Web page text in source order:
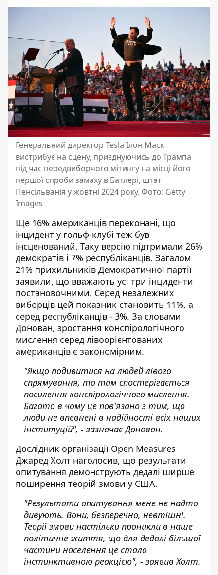
Генеральний директор Tesla Ілон Маск
вистрибує на сцену, приєднуючись до Трампа
під час передвиборчого мітингу на місці його
першої спроби замаху в Батлері, штат
Пенсільванія у жовтні 2024 року. Фото: Getty
Images
Ще 16% американців переконані, що
інцидент у гольф-клубі теж був
інсценований. Таку версію підтримали 26%
демократів і 7% республіканців. Загалом
21% прихильників Демократичної партії
заявили, що вважають усі три інциденти
постановочними. Серед незалежних
виборців цей показник становить 11%, а
серед республіканців - 3%. За словами
Донован, зростання конспірологічного
мислення серед лівоорієнтованих
американців є закономірним.
"Якщо подивитися на людей лівого
спрямування, то там спостерігається
посилення конспірологічного мислення.
Багато в чому це пов'язано з тим, що
люди не впевнені в надійності всіх наших
інституцій", - зазначає Донован.
Дослідник організації Open Measures
Джаред Холт наголосив, що результати
опитування демонструють дедалі ширше
поширення теорій змови у США.
"Результати опитування мене не надто
дивують. Вони, безперечно, невтішні.
Теорії змови настільки проникли в наше
політичне життя, що для дедалі більшої
частини населення це стало
інстинктивною реакцією", - заявив Холт.